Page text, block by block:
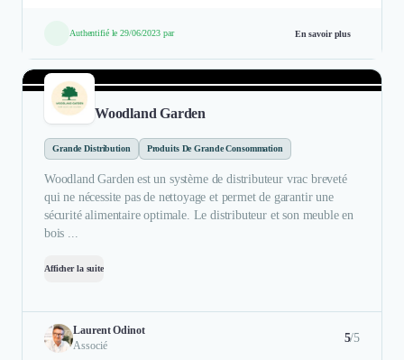
Authentifié le 29/06/2023 par En savoir plus
Woodland Garden
Grande Distribution Produits De Grande Consommation
Woodland Garden est un système de distributeur vrac breveté
qui ne nécessite pas de nettoyage et permet de garantir une
sécurité alimentaire optimale. Le distributeur et son meuble en
bois ...
Afficher la suite
Laurent Odinot
Associé
5/5